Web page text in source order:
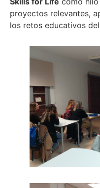
proyectos relevantes,
los retos educativos